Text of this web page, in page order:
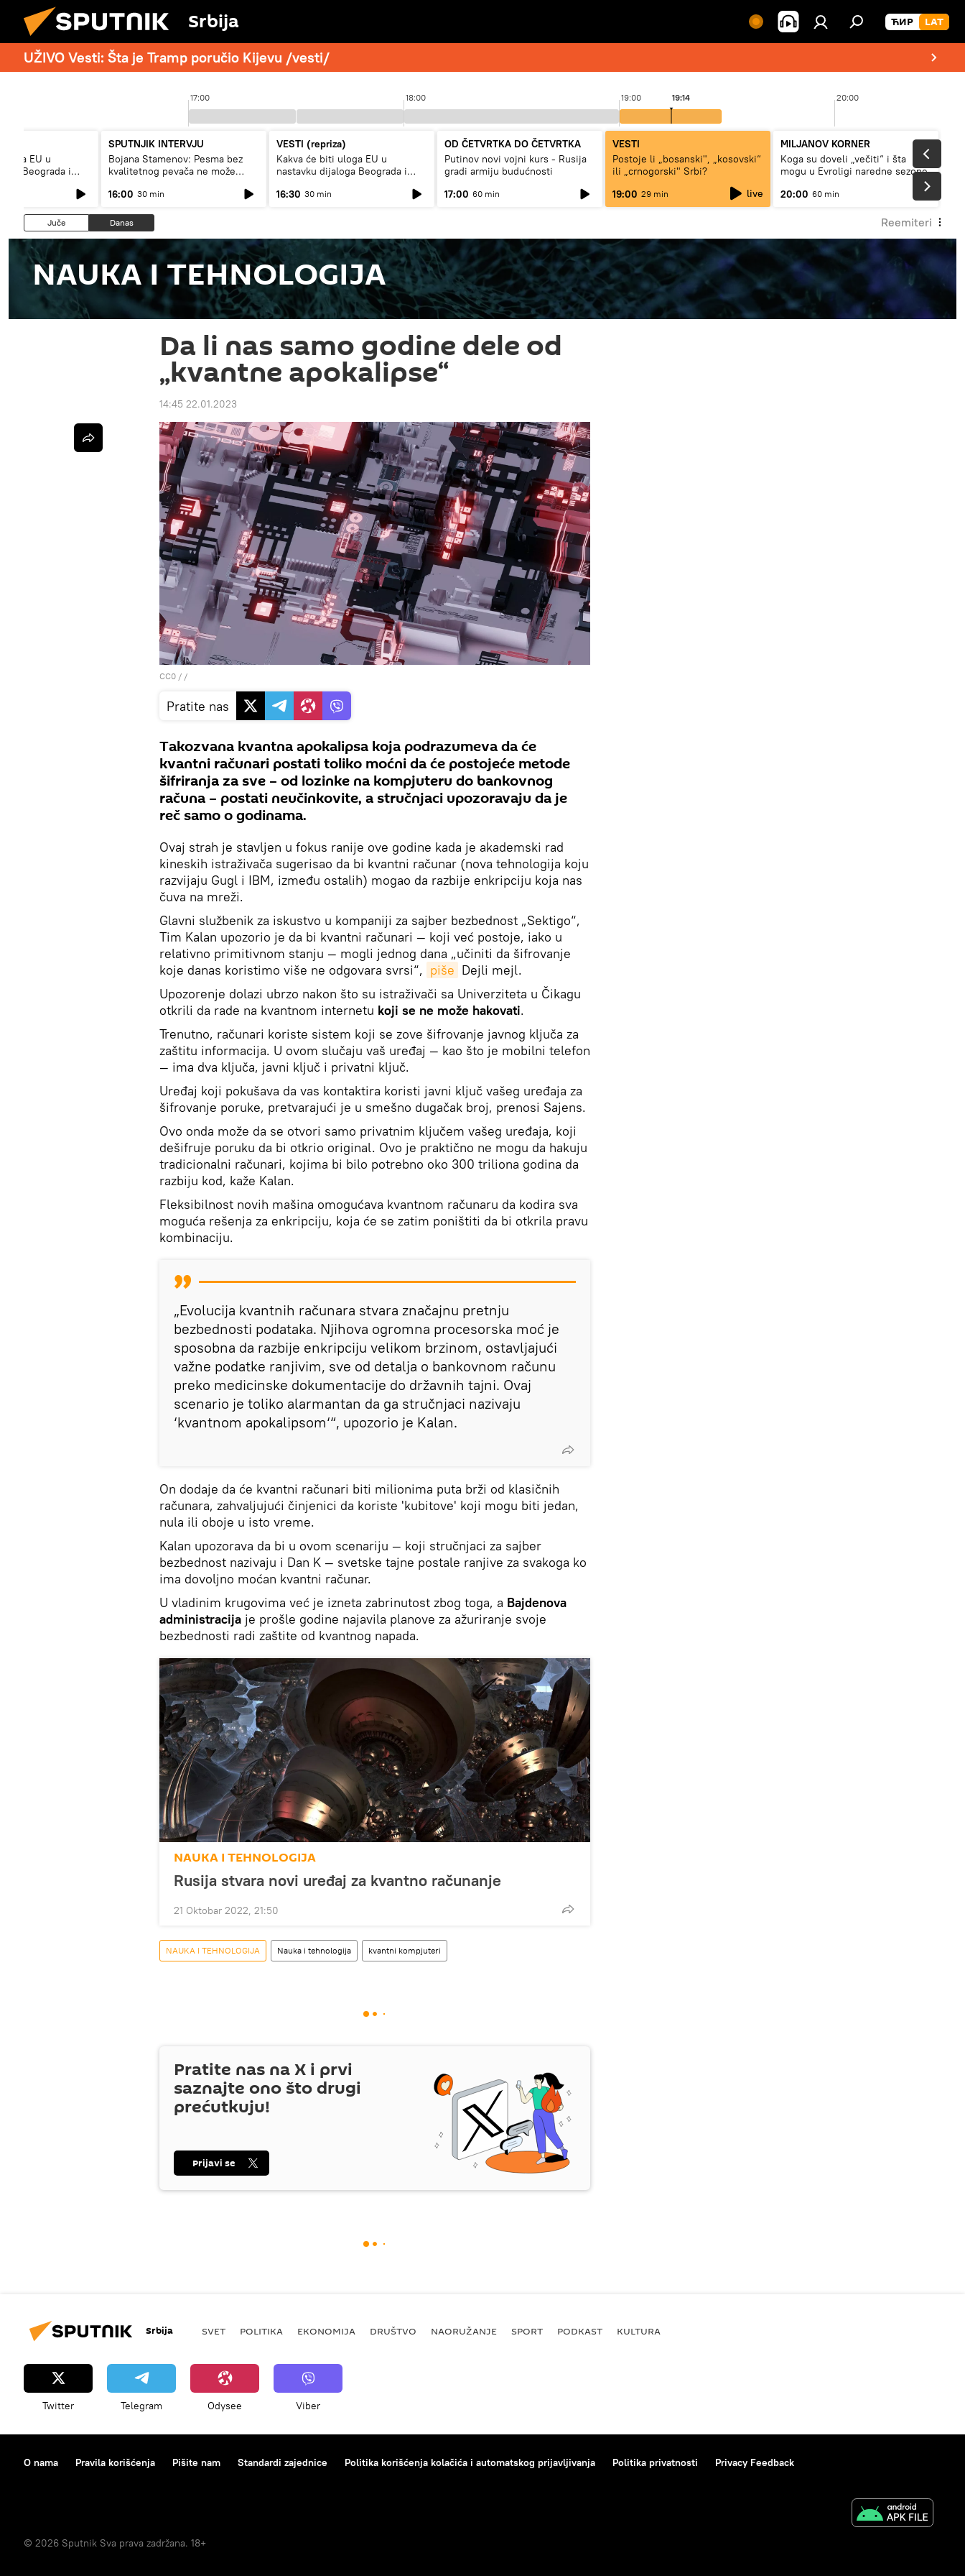
Srbija
UŽIVO Vesti: Šta je Tramp poručio Kijevu /vesti/
17:00 18:00 19:00 20:00
19:14
EU u
Beograda i
SPUTNJIK INTERVJU
Bojana Stamenov: Pesma bez
kvalitetnog pevača ne može
16:00 30 min
VESTI (repriza)
Kakva će biti uloga EU u
nastavku dijaloga Beograda i
16:30 30 min
OD ČETVRTKA DO ČETVRTKA
Putinov novi vojni kurs - Rusija
gradi armiju budućnosti
17:00 60 min
VESTI
Postoje li „bosanski", „kosovski“
ili „crnogorski" Srbi?
19:00 29 min live
MILJANOV KORNER
Koga su doveli „večiti“ i šta
mogu u Evroligi naredne sezone
20:00 60 min
Juče Danas Reemiteri
NAUKA I TEHNOLOGIJA
Da li nas samo godine dele od
„kvantne apokalipse“
14:45 22.01.2023
CC0 / /
Pratite nas
Takozvana kvantna apokalipsa koja podrazumeva da će
kvantni računari postati toliko moćni da će postojeće metode
šifriranja za sve – od lozinke na kompjuteru do bankovnog
računa – postati neučinkovite, a stručnjaci upozoravaju da je
reč samo o godinama.
Ovaj strah je stavljen u fokus ranije ove godine kada je akademski rad
kineskih istraživača sugerisao da bi kvantni računar (nova tehnologija koju
razvijaju Gugl i IBM, između ostalih) mogao da razbije enkripciju koja nas
čuva na mreži.
Glavni službenik za iskustvo u kompaniji za sajber bezbednost „Sektigo“,
Tim Kalan upozorio je da bi kvantni računari — koji već postoje, iako u
relativno primitivnom stanju — mogli jednog dana „učiniti da šifrovanje
koje danas koristimo više ne odgovara svrsi“, piše Dejli mejl.
Upozorenje dolazi ubrzo nakon što su istraživači sa Univerziteta u Čikagu
otkrili da rade na kvantnom internetu koji se ne može hakovati.
Trenutno, računari koriste sistem koji se zove šifrovanje javnog ključa za
zaštitu informacija. U ovom slučaju vaš uređaj — kao što je mobilni telefon
— ima dva ključa, javni ključ i privatni ključ.
Uređaj koji pokušava da vas kontaktira koristi javni ključ vašeg uređaja za
šifrovanje poruke, pretvarajući je u smešno dugačak broj, prenosi Sajens.
Ovo onda može da se otvori samo privatnim ključem vašeg uređaja, koji
dešifruje poruku da bi otkrio original. Ovo je praktično ne mogu da hakuju
tradicionalni računari, kojima bi bilo potrebno oko 300 triliona godina da
razbiju kod, kaže Kalan.
Fleksibilnost novih mašina omogućava kvantnom računaru da kodira sva
moguća rešenja za enkripciju, koja će se zatim poništiti da bi otkrila pravu
kombinaciju.
„Evolucija kvantnih računara stvara značajnu pretnju
bezbednosti podataka. Njihova ogromna procesorska moć je
sposobna da razbije enkripciju velikom brzinom, ostavljajući
važne podatke ranjivim, sve od detalja o bankovnom računu
preko medicinske dokumentacije do državnih tajni. Ovaj
scenario je toliko alarmantan da ga stručnjaci nazivaju
‘kvantnom apokalipsom‘“, upozorio je Kalan.
On dodaje da će kvantni računari biti milionima puta brži od klasičnih
računara, zahvaljujući činjenici da koriste 'kubitove' koji mogu biti jedan,
nula ili oboje u isto vreme.
Kalan upozorava da bi u ovom scenariju — koji stručnjaci za sajber
bezbednost nazivaju i Dan K — svetske tajne postale ranjive za svakoga ko
ima dovoljno moćan kvantni računar.
U vladinim krugovima već je izneta zabrinutost zbog toga, a Bajdenova
administracija je prošle godine najavila planove za ažuriranje svoje
bezbednosti radi zaštite od kvantnog napada.
NAUKA I TEHNOLOGIJA
Rusija stvara novi uređaj za kvantno računanje
21 Oktobar 2022, 21:50
NAUKA I TEHNOLOGIJA Nauka i tehnologija kvantni kompjuteri
Pratite nas naX i prvi
saznajte ono što drugi
prećutkuju!
Prijavi se
Srbija SVET POLITIKA EKONOMIJA DRUŠTVO NAORUŽANJE SPORT PODKAST KULTURA
Twitter Telegram Odysee Viber
O nama Pravila korišćenja Pišite nam Standardi zajednice Politika korišćenja kolačića i automatskog prijavljivanja Politika privatnosti Privacy Feedback
© 2026 Sputnik Sva prava zadržana. 18+